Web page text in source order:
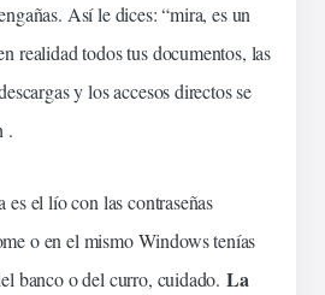
Así le dices: “mira, es un
realidad todos tus documentos, las
y los accesos directos se
.
es el lío con las contraseñas
o en el mismo Windows tenías
banco o del curro, cuidado. La